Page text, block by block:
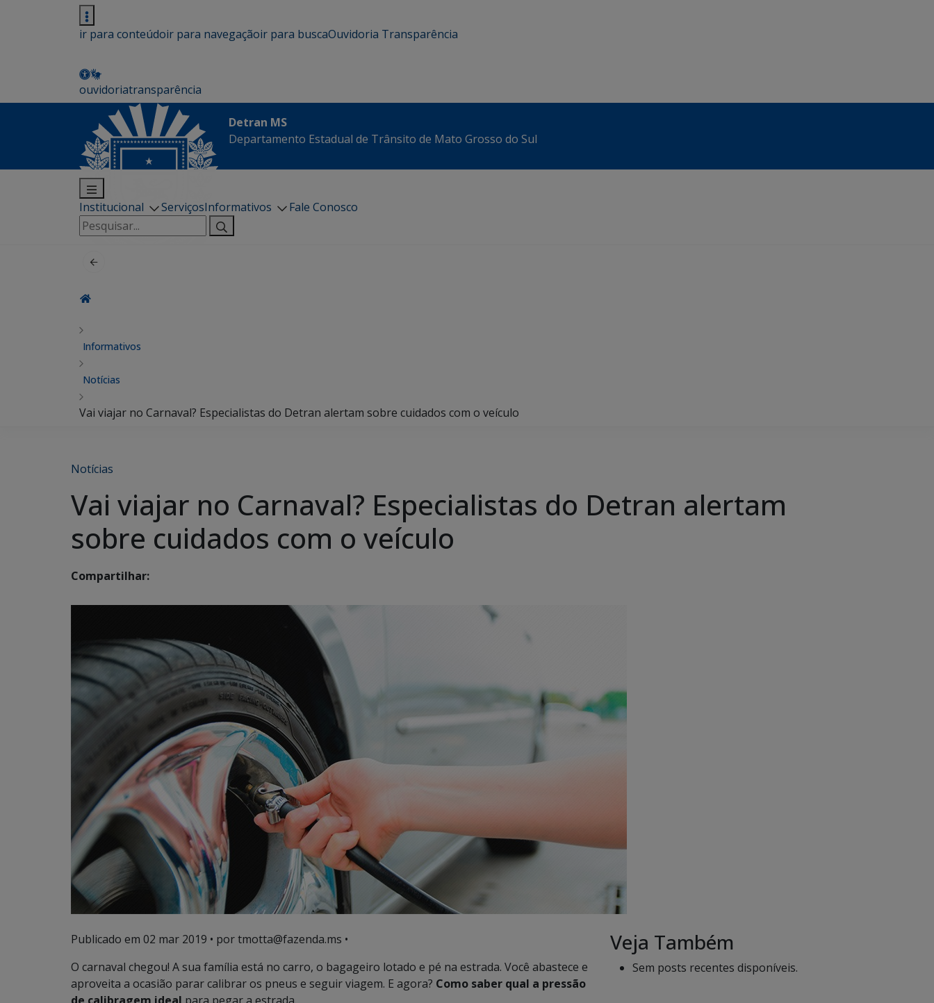
ir para conteúdoir para navegaçãoir para buscaOuvidoria Transparência
ouvidoriatransparência
Detran MS
Departamento Estadual de Trânsito de Mato Grosso do Sul
Institucional ServiçosInformativos
Fale Conosco
Pesquisar
por:
Informativos
Notícias
Vai viajar no Carnaval? Especialistas do Detran alertam sobre cuidados com o veículo
Notícias
Vai viajar no Carnaval? Especialistas do Detran alertam
sobre cuidados com o veículo
Compartilhar:
Publicado em 02 mar 2019 • por tmotta@fazenda.ms •
O carnaval chegou! A sua família está no carro, o bagageiro lotado e pé na estrada. Você abastece e
aproveita a ocasião parar calibrar os pneus e seguir viagem. E agora? Como saber qual a pressão
Veja Também
Sem posts recentes disponíveis.